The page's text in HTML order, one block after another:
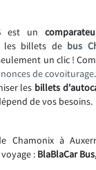
est un
les billets de bus
un clic !
de covoiturage
les billets
de vos besoins.
Chamonix à
: BlaBlaCar